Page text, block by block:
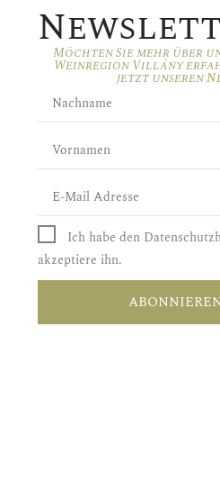
Möchten Sie mehr über
Weinregion Villány
jetzt unseren
Ich habe den
akzeptiere ihn.